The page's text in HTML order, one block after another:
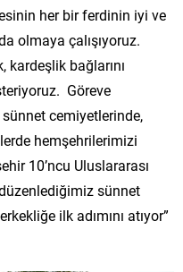
her bir ferdinin iyi ve
olmaya çalışıyoruz.
kardeşlik bağlarını
Göreve
cemiyetlerinde,
hemşehrilerimizi
10’ncu Uluslararası
sünnet
ilk adımını atıyor”